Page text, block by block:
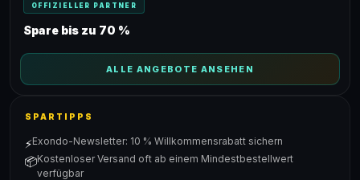
OFFIZIELLER PARTNER
Spare bis zu 70 %
ALLE ANGEBOTE ANSEHEN
SPARTIPPS
⚡Exondo-Newsletter: 10 % Willkommensrabatt sichern
📦Kostenloser Versand oft ab einem Mindestbestellwert
verfügbar